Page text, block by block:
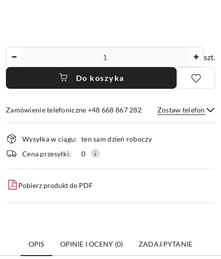
szt.
Do koszyka
Zamówienie telefoniczne +48 668 867 282 Zostaw telefon
Wyślij
Dostępność
i
dostawa
Wysyłka w ciągu: ten sam dzień roboczy
Cena przesyłki:
0
Pobierz produkt do PDF
OPIS OPINIE I OCENY (0) ZADAJ PYTANIE